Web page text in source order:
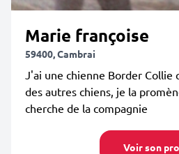
Marie françoise
59400, Cambrai
J'ai une chienne Border Collie
des autres chiens, je la
cherche de la compagnie
Voir son